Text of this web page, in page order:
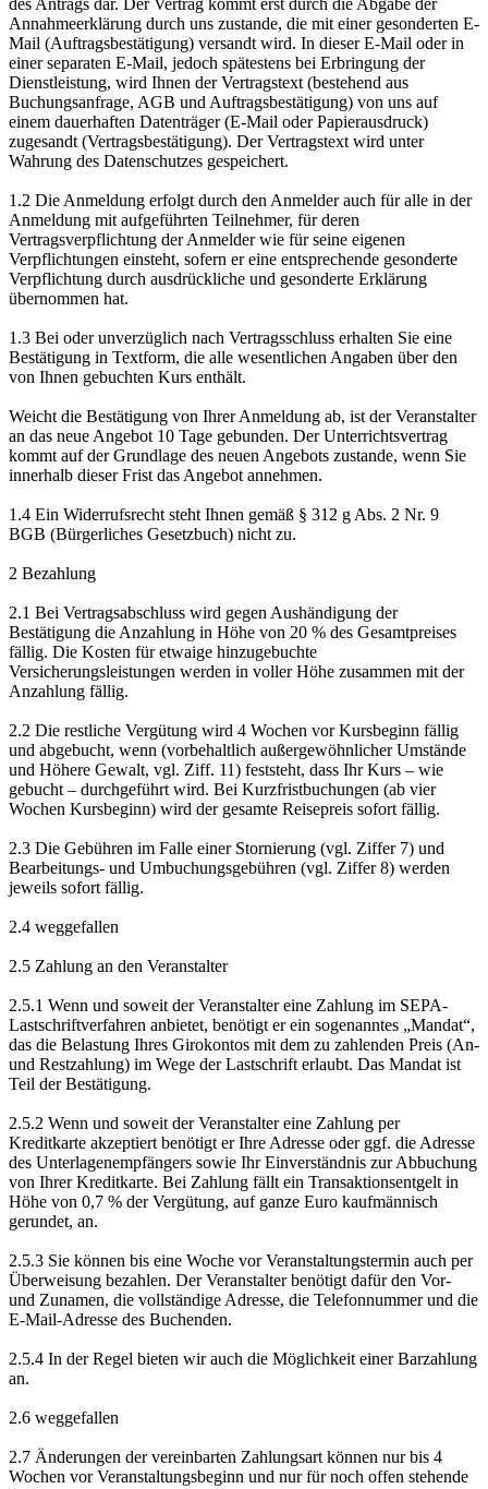
des Antrags dar. Der Vertrag kommt erst durch die Abgabe der
Annahmeerklärung durch uns zustande, die mit einer gesonderten E-
Mail (Auftragsbestätigung) versandt wird. In dieser E-Mail oder in
einer separaten E-Mail, jedoch spätestens bei Erbringung der
Dienstleistung, wird Ihnen der Vertragstext (bestehend aus
Buchungsanfrage, AGB und Auftragsbestätigung) von uns auf
einem dauerhaften Datenträger (E-Mail oder Papierausdruck)
zugesandt (Vertragsbestätigung). Der Vertragstext wird unter
Wahrung des Datenschutzes gespeichert.
1.2 Die Anmeldung erfolgt durch den Anmelder auch für alle in der
Anmeldung mit aufgeführten Teilnehmer, für deren
Vertragsverpflichtung der Anmelder wie für seine eigenen
Verpflichtungen einsteht, sofern er eine entsprechende gesonderte
Verpflichtung durch ausdrückliche und gesonderte Erklärung
übernommen hat.
1.3 Bei oder unverzüglich nach Vertragsschluss erhalten Sie eine
Bestätigung in Textform, die alle wesentlichen Angaben über den
von Ihnen gebuchten Kurs enthält.
Weicht die Bestätigung von Ihrer Anmeldung ab, ist der Veranstalter
an das neue Angebot 10 Tage gebunden. Der Unterrichtsvertrag
kommt auf der Grundlage des neuen Angebots zustande, wenn Sie
innerhalb dieser Frist das Angebot annehmen.
1.4 Ein Widerrufsrecht steht Ihnen gemäß § 312 g Abs. 2 Nr. 9
BGB (Bürgerliches Gesetzbuch) nicht zu.
2 Bezahlung
2.1 Bei Vertragsabschluss wird gegen Aushändigung der
Bestätigung die Anzahlung in Höhe von 20 % des Gesamtpreises
fällig. Die Kosten für etwaige hinzugebuchte
Versicherungsleistungen werden in voller Höhe zusammen mit der
Anzahlung fällig.
2.2 Die restliche Vergütung wird 4 Wochen vor Kursbeginn fällig
und abgebucht, wenn (vorbehaltlich außergewöhnlicher Umstände
und Höhere Gewalt, vgl. Ziff. 11) feststeht, dass Ihr Kurs – wie
gebucht – durchgeführt wird. Bei Kurzfristbuchungen (ab vier
Wochen Kursbeginn) wird der gesamte Reisepreis sofort fällig.
2.3 Die Gebühren im Falle einer Stornierung (vgl. Ziffer 7) und
Bearbeitungs- und Umbuchungsgebühren (vgl. Ziffer 8) werden
jeweils sofort fällig.
2.4 weggefallen
2.5 Zahlung an den Veranstalter
2.5.1 Wenn und soweit der Veranstalter eine Zahlung im SEPA-
Lastschriftverfahren anbietet, benötigt er ein sogenanntes „Mandat“,
das die Belastung Ihres Girokontos mit dem zu zahlenden Preis (An-
und Restzahlung) im Wege der Lastschrift erlaubt. Das Mandat ist
Teil der Bestätigung.
2.5.2 Wenn und soweit der Veranstalter eine Zahlung per
Kreditkarte akzeptiert benötigt er Ihre Adresse oder ggf. die Adresse
des Unterlagenempfängers sowie Ihr Einverständnis zur Abbuchung
von Ihrer Kreditkarte. Bei Zahlung fällt ein Transaktionsentgelt in
Höhe von 0,7 % der Vergütung, auf ganze Euro kaufmännisch
gerundet, an.
2.5.3 Sie können bis eine Woche vor Veranstaltungstermin auch per
Überweisung bezahlen. Der Veranstalter benötigt dafür den Vor-
und Zunamen, die vollständige Adresse, die Telefonnummer und die
E-Mail-Adresse des Buchenden.
2.5.4 In der Regel bieten wir auch die Möglichkeit einer Barzahlung
an.
2.6 weggefallen
2.7 Änderungen der vereinbarten Zahlungsart können nur bis 4
Wochen vor Veranstaltungsbeginn und nur für noch offen stehende